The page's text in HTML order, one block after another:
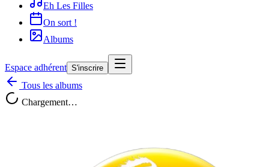
Eh Les Filles
On sort !
Albums
Espace adhérent S'inscrire
Tous les albums
Chargement…